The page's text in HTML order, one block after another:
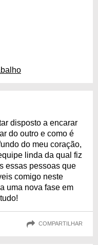
disposto a encarar
do outro e como é
do meu coração,
linda da qual fiz
essas pessoas que
comigo neste
uma nova fase em
COMPARTILHAR